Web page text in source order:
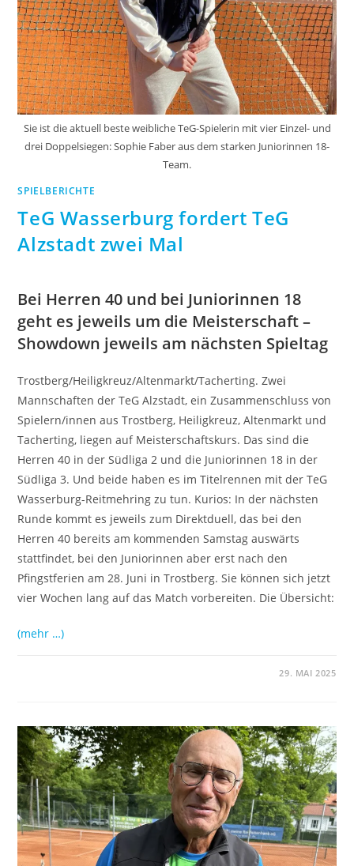
Sie ist die aktuell beste weibliche TeG-Spielerin mit vier Einzel- und
drei Doppelsiegen: Sophie Faber aus dem starken Juniorinnen 18-
Team.
SPIELBERICHTE
TeG Wasserburg fordert TeG
Alzstadt zwei Mal
Bei Herren 40 und bei Juniorinnen 18
geht es jeweils um die Meisterschaft –
Showdown jeweils am nächsten Spieltag
Trostberg/Heiligkreuz/Altenmarkt/Tacherting. Zwei
Mannschaften der TeG Alzstadt, ein Zusammenschluss von
Spielern/innen aus Trostberg, Heiligkreuz, Altenmarkt und
Tacherting, liegen auf Meisterschaftskurs. Das sind die
Herren 40 in der Südliga 2 und die Juniorinnen 18 in der
Südliga 3. Und beide haben es im Titelrennen mit der TeG
Wasserburg-Reitmehring zu tun. Kurios: In der nächsten
Runde kommt es jeweils zum Direktduell, das bei den
Herren 40 bereits am kommenden Samstag auswärts
stattfindet, bei den Juniorinnen aber erst nach den
Pfingstferien am 28. Juni in Trostberg. Sie können sich jetzt
vier Wochen lang auf das Match vorbereiten. Die Übersicht:
(mehr …)
29. MAI 2025